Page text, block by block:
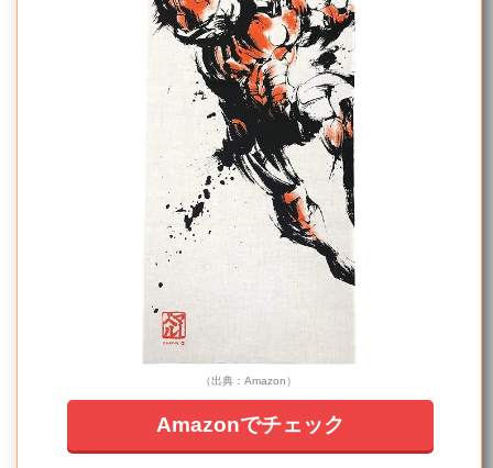
（出典：Amazon）
Amazonでチェック